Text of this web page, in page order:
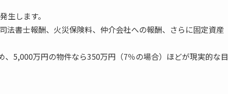
生します。
法書士報酬、火災保険料、仲介会社への報酬、さらに固定資産
5,000万円の物件なら350万円（7％の場合）ほどが現実的な目